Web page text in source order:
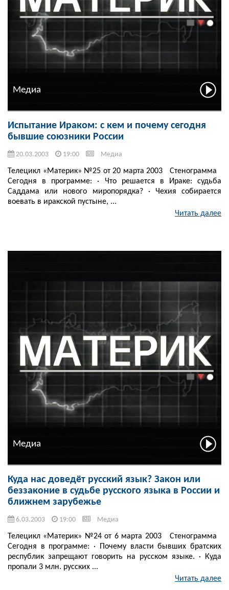
Медиа
Испытание Ираком: с кем и почему сегодня
бывшие союзники России
20.03.2003 19:00 Медиа
Телецикл «Материк» №25 от 20 марта 2003 Стенограмма
Сегодня в программе: · Что решается в Ираке: судьба
Саддама или нового миропорядка? · Чехия собирается
воевать в иракской пустыне, ...
Читать далее
Медиа
Куда нас доведёт русский язык? Закон или
беззаконие в судьбе русского языка в России и
ближнем зарубежье
6.03.2003 19:00 Медиа
Телецикл «Материк» №24 от 6 марта 2003 Стенограмма
Сегодня в программе: · Почему власти бывших братских
республик запрещают говорить на русском языке. · Куда
пропали 3 млн. русских ...
Читать далее